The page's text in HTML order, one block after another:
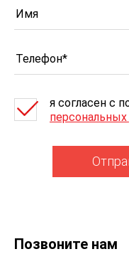
я согласен c
Позвоните нам